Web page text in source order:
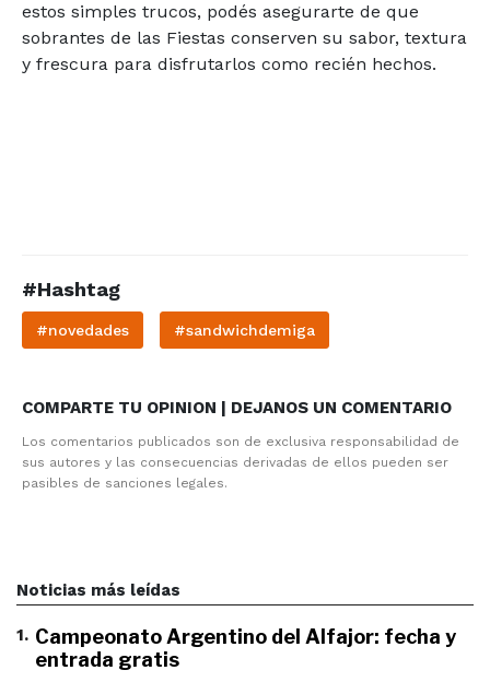
estos simples trucos, podés asegurarte de que
sobrantes de las Fiestas conserven su sabor, textura
y frescura para disfrutarlos como recién hechos.
#Hashtag
#novedades #sandwichdemiga
COMPARTE TU OPINION | DEJANOS UN COMENTARIO
Los comentarios publicados son de exclusiva responsabilidad de
sus autores y las consecuencias derivadas de ellos pueden ser
pasibles de sanciones legales.
Noticias más leídas
1. Campeonato Argentino del Alfajor: fecha y
entrada gratis